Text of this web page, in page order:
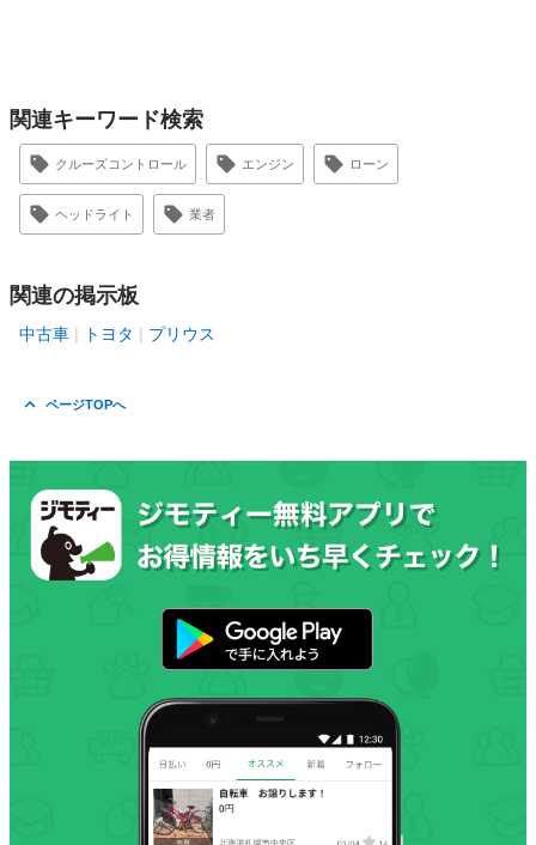
関連キーワード検索
クルーズコントロール エンジン ローン
ヘッドライト 業者
関連の掲示板
中古車 トヨタ プリウス
ページTOPへ